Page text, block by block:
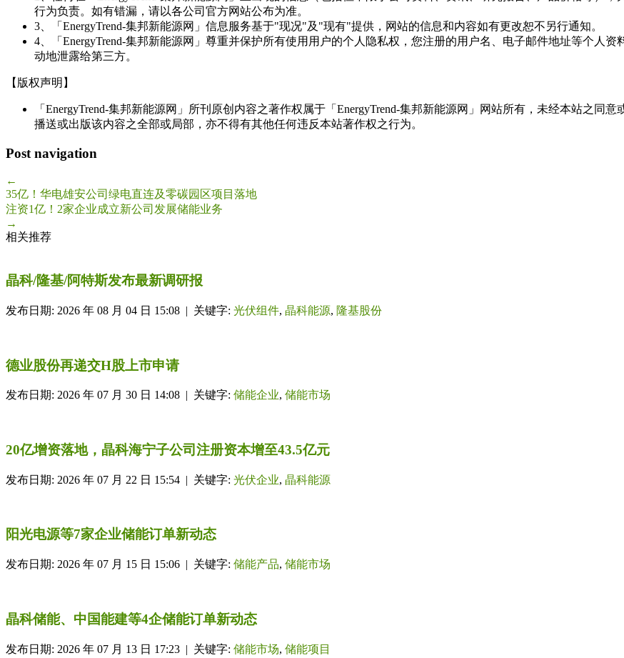
行为负责。如有错漏，请以各公司官方网站公布为准。
3、「EnergyTrend-集邦新能源网」信息服务基于"现况"及"现有"提供，网站的信息和内容如有更改恕不另行通知。
4、「EnergyTrend-集邦新能源网」尊重并保护所有使用用户的个人隐私权，您注册的用户名、电子邮件地址等个人
动地泄露给第三方。
【版权声明】
「EnergyTrend-集邦新能源网」所刊原创内容之著作权属于「EnergyTrend-集邦新能源网」网站所有，未经本站之同
播送或出版该内容之全部或局部，亦不得有其他任何违反本站著作权之行为。
Post navigation
←
35亿！华电雄安公司绿电直连及零碳园区项目落地
注资1亿！2家企业成立新公司发展储能业务
→
相关推荐
晶科/隆基/阿特斯发布最新调研报
发布日期: 2026 年 08 月 04 日 15:08 | 关键字: 光伏组件, 晶科能源, 隆基股份
德业股份再递交H股上市申请
发布日期: 2026 年 07 月 30 日 14:08 | 关键字: 储能企业, 储能市场
20亿增资落地，晶科海宁子公司注册资本增至43.5亿元
发布日期: 2026 年 07 月 22 日 15:54 | 关键字: 光伏企业, 晶科能源
阳光电源等7家企业储能订单新动态
发布日期: 2026 年 07 月 15 日 15:06 | 关键字: 储能产品, 储能市场
晶科储能、中国能建等4企储能订单新动态
发布日期: 2026 年 07 月 13 日 17:23 | 关键字: 储能市场, 储能项目